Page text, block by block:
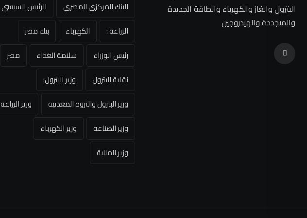
البترول والغاز والكهرباء والطاقة الجديدة
والمتجددة والهيدروجين
البنك المركزي المصري
الرئيس السيسي
الزراعة :
الكهرباء
بنك مصر
رئيس الوزراء
سلامة الغذاء
مصر
نقابة البترول
وزير البترول:
وزير البترول والثروة المعدنية
وزير الزراعة
وزير الصناعة
وزير الكهرباء
وزير المالية